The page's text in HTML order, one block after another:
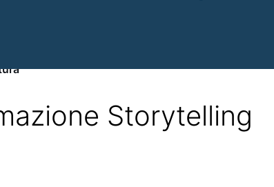
Storytelling